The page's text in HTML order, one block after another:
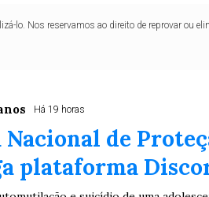
lo. Nos reservamos ao direito de reprovar ou
Há 19 horas
de
plataforma